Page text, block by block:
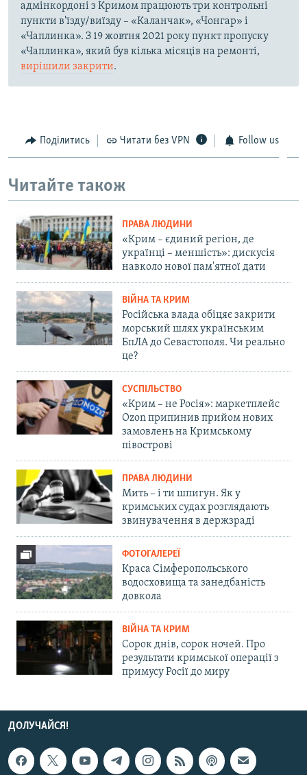
адмінкордоні з Кримом працюють три контрольні
пункти в'їзду/виїзду – «Каланчак», «Чонгар» і
«Чаплинка». З 19 жовтня 2021 року пункт пропуску
«Чаплинка», який був кілька місяців на ремонті,
вирішили закрити.
Поділитись Читати без VPN Follow us
Читайте також
ПРАВА ЛЮДИНИ
«Крим – єдиний регіон, де
українці – меншість»: дискусія
навколо нової пам'ятної дати
ВІЙНА ТА КРИМ
Російська влада обіцяє закрити
морський шлях українським
БпЛА до Севастополя. Чи реально
це?
СУСПІЛЬСТВО
«Крим – не Росія»: маркетплейс
Ozon припинив прийом нових
замовлень на Кримському
півострові
ПРАВА ЛЮДИНИ
Мить – і ти шпигун. Як у
кримських судах розглядають
звинувачення в держзраді
ФОТОГАЛЕРЕЇ
Краса Сімферопольського
водосховища та занедбаність
довкола
ВІЙНА ТА КРИМ
Сорок днів, сорок ночей. Про
результати кримської операції з
примусу Росії до миру
ДОЛУЧАЙСЯ!